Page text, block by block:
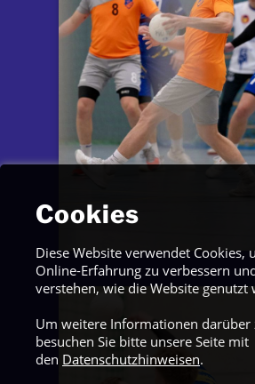
Cookies
Diese Website verwendet Cookies,
Online-Erfahrung zu verbessern
verstehen, wie die Website genutzt
Um weitere Informationen darüber
besuchen Sie bitte unsere Seite mit
den Datenschutzhinweisen.